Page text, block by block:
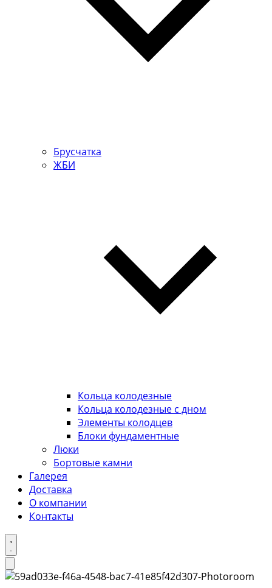
Брусчатка
ЖБИ
Кольца колодезные
Кольца колодезные с дном
Элементы колодцев
Блоки фундаментные
Люки
Бортовые камни
Галерея
Доставка
О компании
Контакты